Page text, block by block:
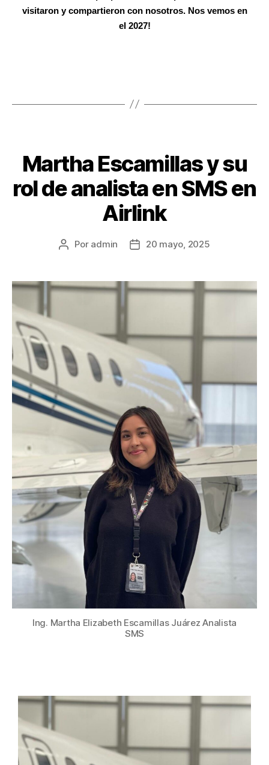
visitaron y compartieron con nosotros. Nos vemos en
el 2027!
Martha Escamillas y su
rol de analista en SMS en
Airlink
Por admin 20 mayo, 2025
Ing. Martha Elizabeth Escamillas Juárez Analista
SMS